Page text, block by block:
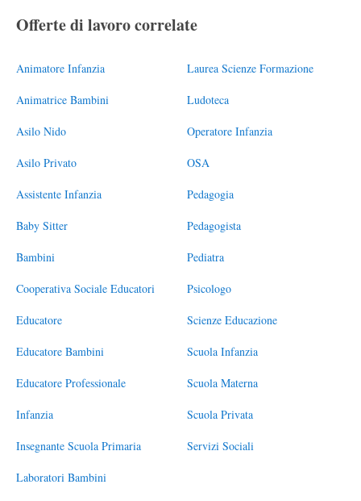
Offerte di lavoro correlate
Animatore Infanzia
Animatrice Bambini
Asilo Nido
Asilo Privato
Assistente Infanzia
Baby Sitter
Bambini
Cooperativa Sociale Educatori
Educatore
Educatore Bambini
Educatore Professionale
Infanzia
Insegnante Scuola Primaria
Laboratori Bambini
Laurea Scienze Formazione
Ludoteca
Operatore Infanzia
OSA
Pedagogia
Pedagogista
Pediatra
Psicologo
Scienze Educazione
Scuola Infanzia
Scuola Materna
Scuola Privata
Servizi Sociali